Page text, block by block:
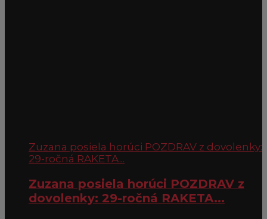
Zuzana posiela horúci POZDRAV z dovolenky:
29-ročná RAKETA...
Zuzana posiela horúci POZDRAV z
dovolenky: 29-ročná RAKETA...